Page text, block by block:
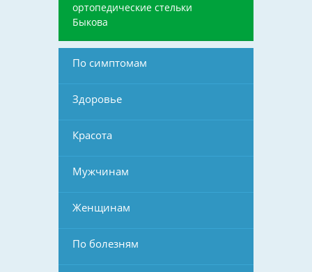
ортопедические стельки
Быкова
По симптомам
Здоровье
Красота
Мужчинам
Женщинам
По болезням